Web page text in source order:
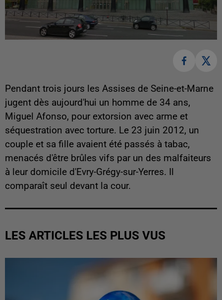
Pendant trois jours les Assises de Seine-et-Marne
jugent dès aujourd'hui un homme de 34 ans,
Miguel Afonso, pour extorsion avec arme et
séquestration avec torture. Le 23 juin 2012, un
couple et sa fille avaient été passés à tabac,
menacés d'être brûles vifs par un des malfaiteurs
à leur domicile d'Evry-Grégy-sur-Yerres. Il
comparaît seul devant la cour.
LES ARTICLES LES PLUS VUS